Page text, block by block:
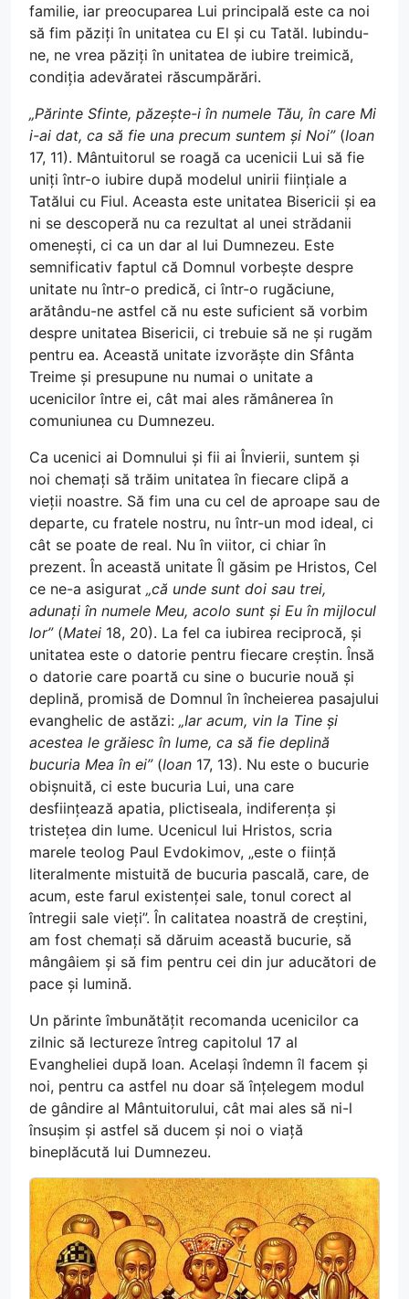
familie, iar preocuparea Lui principală este ca noi
să fim păziți în unitatea cu El și cu Tatăl. Iubindu-
ne, ne vrea păziți în unitatea de iubire treimică,
condiția adevăratei răscumpărări.
„Părinte Sfinte, păzește-i în numele Tău, în care Mi
i-ai dat, ca să fie una precum suntem și Noi”(Ioan
17, 11). Mântuitorul se roagă ca ucenicii Lui să fie
uniți într-o iubire după modelul unirii ființiale a
Tatălui cu Fiul. Aceasta este unitatea Bisericii și ea
ni se descoperă nu ca rezultat al unei strădanii
omenești, ci ca un dar al lui Dumnezeu. Este
semnificativ faptul că Domnul vorbește despre
unitate nu într-o predică, ci într-o rugăciune,
arătându-ne astfel că nu este suficient să vorbim
despre unitatea Bisericii, ci trebuie să ne și rugăm
pentru ea. Această unitate izvorăște din Sfânta
Treime și presupune nu numai o unitate a
ucenicilor între ei, cât mai ales rămânerea în
comuniunea cu Dumnezeu.
Ca ucenici ai Domnului și fii ai Învierii, suntem și
noi chemați să trăim unitatea în fiecare clipă a
vieții noastre. Să fim una cu cel de aproape sau de
departe, cu fratele nostru, nu într-un mod ideal, ci
cât se poate de real. Nu în viitor, ci chiar în
prezent. În această unitate Îl găsim pe Hristos, Cel
ce ne-a asigurat „că unde sunt doi sau trei,
adunați în numele Meu, acolo sunt și Eu în mijlocul
lor”(Matei 18, 20). La fel ca iubirea reciprocă, și
unitatea este o datorie pentru fiecare creștin. Însă
o datorie care poartă cu sine o bucurie nouă și
deplină, promisă de Domnul în încheierea pasajului
evanghelic de astăzi: „Iar acum, vin la Tine și
acestea le grăiesc în lume, ca să fie deplină
bucuria Mea în ei”(Ioan 17, 13). Nu este o bucurie
obișnuită, ci este bucuria Lui, una care
desființează apatia, plictiseala, indiferența și
tristețea din lume. Ucenicul lui Hristos, scria
marele teolog Paul Evdokimov, „este o ființă
literalmente mistuită de bucuria pascală, care, de
acum, este farul existenței sale, tonul corect al
întregii sale vieți”. În calitatea noastră de creștini,
am fost chemați să dăruim această bucurie, să
mângâiem și să fim pentru cei din jur aducători de
pace și lumină.
Un părinte îmbunătățit recomanda ucenicilor ca
zilnic să lectureze întreg capitolul 17 al
Evangheliei după Ioan. Același îndemn îl facem și
noi, pentru ca astfel nu doar să înțelegem modul
de gândire al Mântuitorului, cât mai ales să ni-l
însușim și astfel să ducem și noi o viață
bineplăcută lui Dumnezeu.